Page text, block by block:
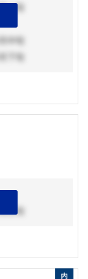
上旬
中旬
下旬
上旬